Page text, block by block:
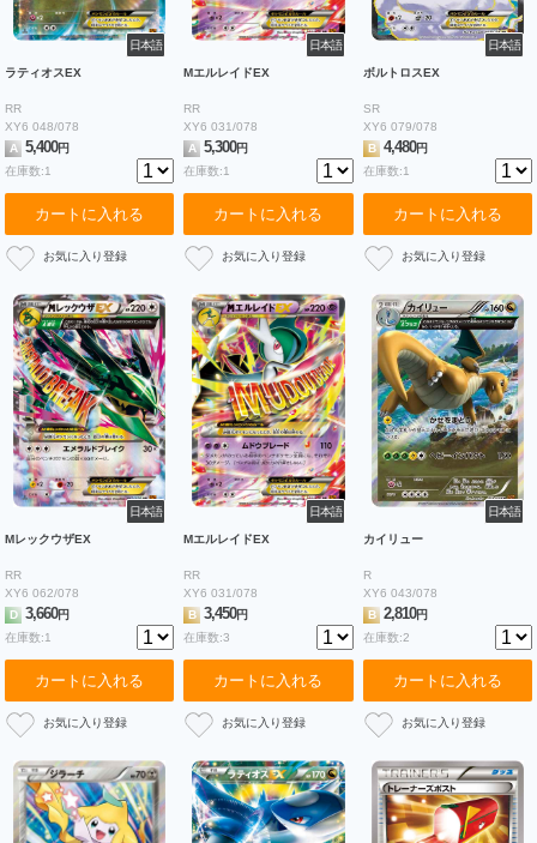
日本語
ラティオスEX
RR
XY6 048/078
A
5,400円
在庫数:1
カートに入れる
日本語
MエルレイドEX
RR
XY6 031/078
A
5,300円
在庫数:1
カートに入れる
日本語
ボルトロスEX
SR
XY6 079/078
B 4,480円
在庫数:1
カートに入れる
日本語
MレックウザEX
RR
XY6 062/078
D
3,660円
在庫数:1
カートに入れる
日本語
MエルレイドEX
RR
XY6 031/078
B
3,450円
在庫数:3
カートに入れる
日本語
カイリュー
R
XY6 043/078
B 2,810円
在庫数:2
カートに入れる